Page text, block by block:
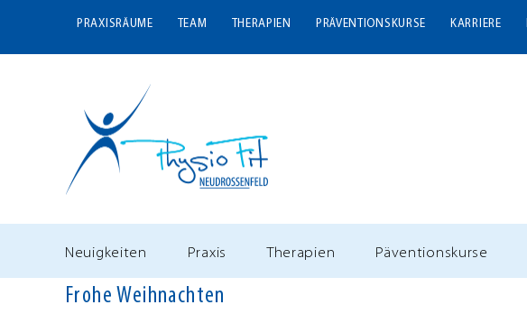
springen
PRAXISRÄUME TEAM THERAPIEN PRÄVENTIONSKURSE KARRIERE
Neuigkeiten Praxis Therapien Päventionskurse
Frohe Weihnachten